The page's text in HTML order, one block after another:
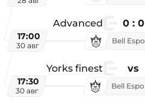
Advanced 0 : 0
17:00
30 авг
Yorks finest vs
17:30
30 авг